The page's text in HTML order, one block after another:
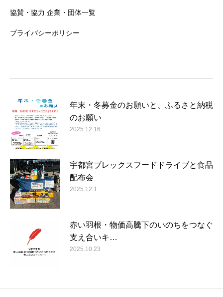
協賛・協力 企業・団体一覧
プライバシーポリシー
年末・冬募金のお願いと、ふるさと納税
のお願い
2025.12.16
宇都宮ブレックスフードドライブと食品
配布会
2025.12.1
赤い羽根・物価高騰下のいのちをつなぐ
支え合いキ…
2025.10.23